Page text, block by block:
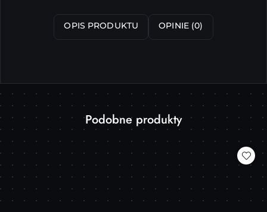
OPIS PRODUKTU OPINIE (0)
Pomiń karuzelę produktów
Produkty
statusie:
Podobne produkty